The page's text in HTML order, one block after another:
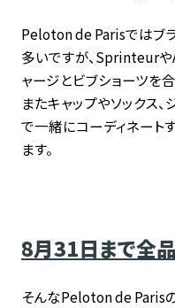
Peloton de Parisではブ
多いですが、Sprinteur
ャージとビブショーツを
またキャップやソックス
で一緒にコーディネート
ます。
8月31日まで全
そんなPeloton de Paris